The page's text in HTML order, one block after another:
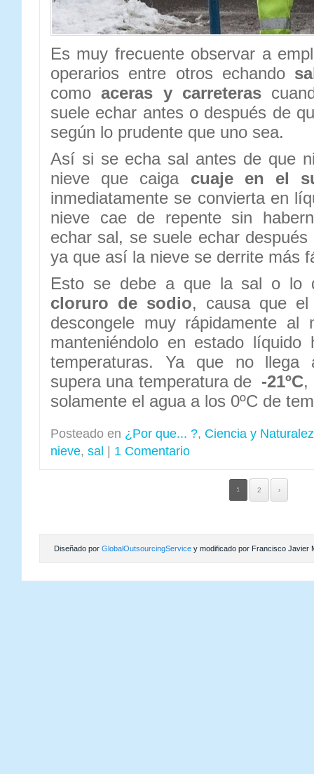
Es muy frecuente observar a
operarios entre otros echando
comoaceras y carreteras
suele echar antes o después de
según lo prudente que uno sea.
Así si se echa sal antes de que
nieve que caiga cuaje en el
inmediatamente se convierta en
nieve cae de repente sin
echar sal, se suele echar
ya que así la nieve se derrite más
Esto se debe a que la sal o lo
cloruro de sodio, causa que
descongele muy rápidamente al
manteniéndolo en estado
temperaturas. Ya que no llega
supera una temperatura de -21ºC,
solamente el agua a los 0ºC de
Posteado en ¿Por que... ?, Ciencia y
nieve, sal 1 Comentario
1 2 ›
Diseñado por GlobalOutsourcingService y modificado por Francisco Javier